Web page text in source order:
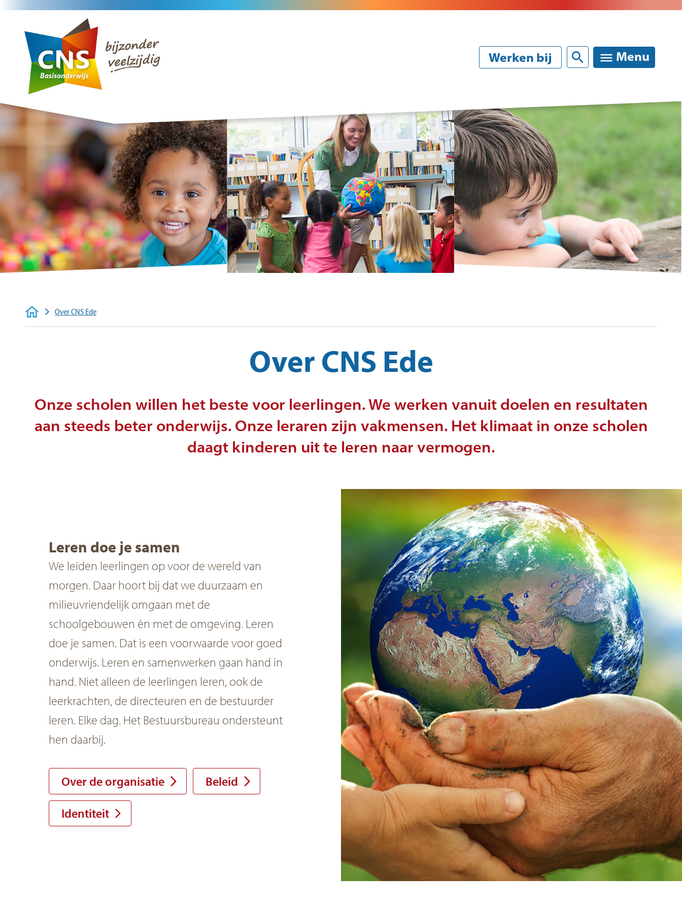
Werken bij Menu
Nieuws
CNS scholen
Contact
Over CNS Ede
Over de organisatie
Beleid
Identiteit
Partnerorganisaties
Privacyverklaring
Voor ouders
Werken bij
Onze verhalen
Vacatures
Over CNS Ede
Over CNS Ede
Onze scholen willen het beste voor leerlingen. We werken vanuit doelen en resultaten
aan steeds beter onderwijs. Onze leraren zijn vakmensen. Het klimaat in onze scholen
daagt kinderen uit te leren naar vermogen.
Leren doe je samen
We leiden leerlingen op voor de wereld van
morgen. Daar hoort bij dat we duurzaam en
milieuvriendelijk omgaan met de
schoolgebouwen èn met de omgeving. Leren
doe je samen. Dat is een voorwaarde voor goed
onderwijs. Leren en samenwerken gaan hand in
hand. Niet alleen de leerlingen leren, ook de
leerkrachten, de directeuren en de bestuurder
leren. Elke dag. Het Bestuursbureau ondersteunt
hen daarbij.
Over de organisatie Beleid
Identiteit